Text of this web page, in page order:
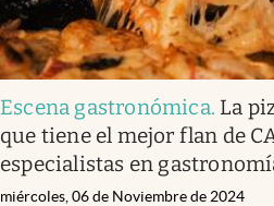
Escena gastronómica. La
que tiene el mejor flan de
especialistas en
miércoles, 06 de Noviembre de 2024